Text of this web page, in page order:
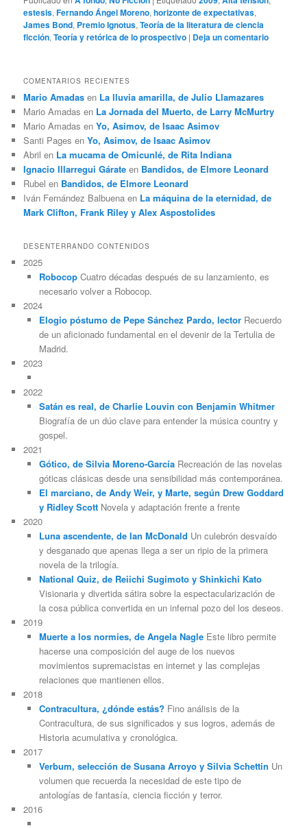
estesis,Fernando Ángel Moreno,horizonte de expectativas,
James Bond, Premio Ignotus,Teoría de la literatura de ciencia
ficción,Teoría y retórica de lo prospectivo | Deja un comentario
COMENTARIOS RECIENTES
Mario Amadas en La lluvia amarilla, de Julio Llamazares
Mario Amadas en La Jornada del Muerto, de Larry McMurtry
Mario Amadas enYo, Asimov, de Isaac Asimov
Santi Pages enYo, Asimov, de Isaac Asimov
Abril en La mucama de Omicunlé, de Rita Indiana
Ignacio Illarregui Gárate en Bandidos, de Elmore Leonard
Rubel en Bandidos, de Elmore Leonard
Iván Fernández Balbuena en La máquina de la eternidad, de
Mark Clifton, Frank Riley y Alex Aspostolides
DESENTERRANDO CONTENIDOS
2025
RobocopCuatro décadas después de su lanzamiento, es
necesario volver a Robocop.
2024
Elogio póstumo de Pepe Sánchez Pardo, lectorRecuerdo
de un aficionado fundamental en el devenir de la Tertulia de
Madrid.
2023
2022
Satán es real, de Charlie Louvin con Benjamin Whitmer
Biografía de un dúo clave para entender la música country y
gospel.
2021
Gótico, de Silvia Moreno-GarcíaRecreación de las novelas
góticas clásicas desde una sensibilidad más contemporánea.
El marciano, de Andy Weir, y Marte, según Drew Goddard
y Ridley ScottNovela y adaptación frente a frente
2020
Luna ascendente, de Ian McDonald Un culebrón desvaído
y desganado que apenas llega a ser un ripio de la primera
novela de la trilogía.
National Quiz, de Reiichi Sugimoto y Shinkichi Kato
Visionaria y divertida sátira sobre la espectacularización de
la cosa pública convertida en un infernal pozo del los deseos.
2019
Muerte a los normies, de Angela NagleEste libro permite
hacerse una composición del auge de los nuevos
movimientos supremacistas en internet y las complejas
relaciones que mantienen ellos.
2018
Contracultura, ¿dónde estás? Fino análisis de la
Contracultura, de sus significados y sus logros, además de
Historia acumulativa y cronológica.
2017
Verbum, selección de Susana Arroyo y Silvia Schettin Un
volumen que recuerda la necesidad de este tipo de
antologías de fantasía, ciencia ficción y terror.
2016